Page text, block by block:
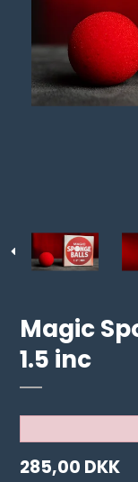
Magic
1.5 inc
285,00 DKK